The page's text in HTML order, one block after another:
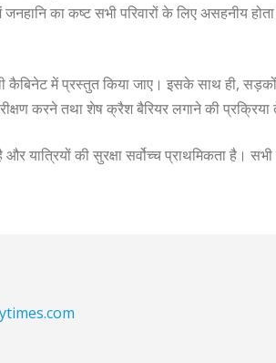
का कष्ट सभी परिवारों के लिए असहनीय
कैबिनेट में प्रस्तुत किया जाए। इसके साथ ही,
करने तथा शेष क्रैश बैरियर लगाने की
की सुरक्षा सर्वोच्च प्राथमिकता है। सभी